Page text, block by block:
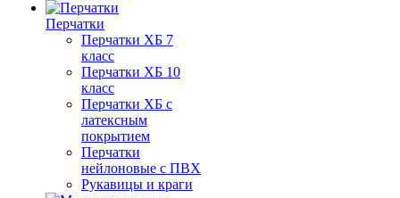
Перчатки
Перчатки ХБ 7
класс
Перчатки ХБ 10
класс
Перчатки ХБ с
латексным
покрытием
Перчатки
нейлоновые с ПВХ
Рукавицы и краги